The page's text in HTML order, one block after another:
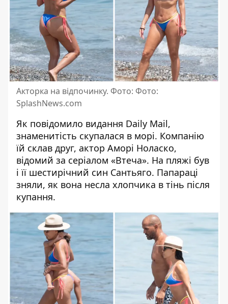
Акторка на відпочинку. Фото: Фото:
SplashNews.com
Як повідомило видання Daily Mail,
знаменитість скупалася в морі. Компанію
їй склав друг, актор Аморі Ноласко,
відомий за серіалом «Втеча». На пляжі був
і її шестирічний син Сантьяго. Папараці
зняли, як вона несла хлопчика в тінь після
купання.